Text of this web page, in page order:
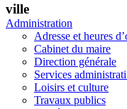
ville
Administration
Adresse et heures
Cabinet du maire
Direction générale
Services
Loisirs et culture
Travaux publics